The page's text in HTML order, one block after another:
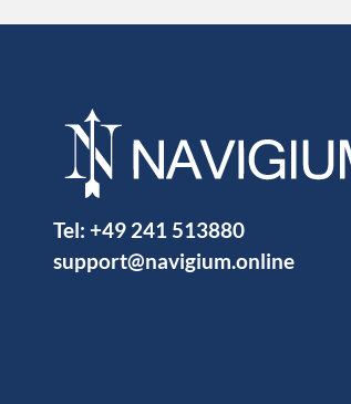
Tel: +49 241 513880
support@navigium.online